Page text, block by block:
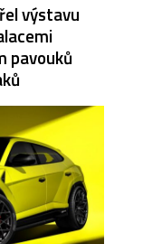
výstavu
pavouků